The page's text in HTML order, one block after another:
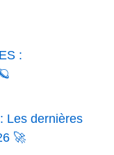
:
Les dernières
🚀